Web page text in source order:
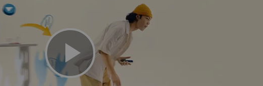
- Bluetooth de baixa energia.
- Windows® 10,11 ou superior.
- macOS 11 ou superior.
- iPadOS 14 ou superior.
- iOS 14 ou superior.
- Android 9.0 ou superior.
- ChromeOS